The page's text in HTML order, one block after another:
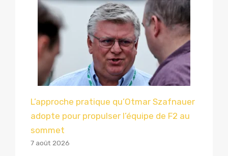
L’approche pratique qu’Otmar Szafnauer
adopte pour propulser l’équipe de F2 au
sommet
7 août 2026